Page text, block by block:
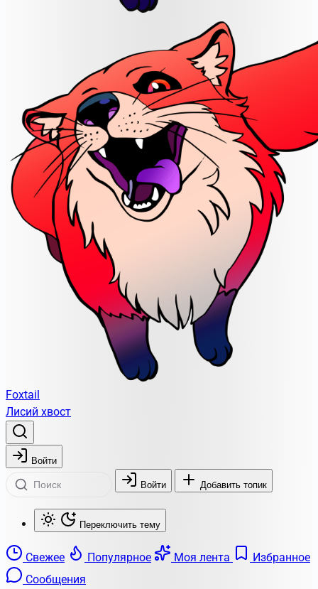
Foxtail
Лисий хвост
Войти
Войти Добавить топик
Переключить тему
Свежее Популярное Моя лента
Избранное
Сообщения